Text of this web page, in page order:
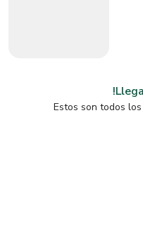
Estos son todos